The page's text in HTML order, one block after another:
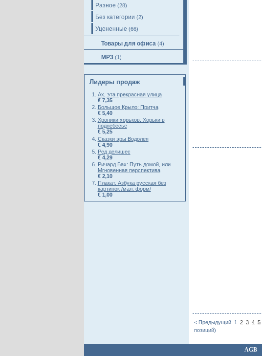
Разное (28)
Без категории (2)
Уцененные (66)
Товары для офиса (4)
MP3 (1)
Лидеры продаж
Ах, эта прекрасная улица
€ 7,35
Большое Крыло: Притча
€ 5,40
Хроники хорьков. Хорьки в
поднебесье
€ 5,25
Сказки эры Водолея
€ 4,90
Ред делишес
€ 4,29
Ричард Бах: Путь домой, или
Мгновенная перспектива
€ 2,10
Плакат. Азбука русская без
картинок /мал. форм/
€ 1,00
< Предыдущий 1 2 3 4 5
позиций)
AGB